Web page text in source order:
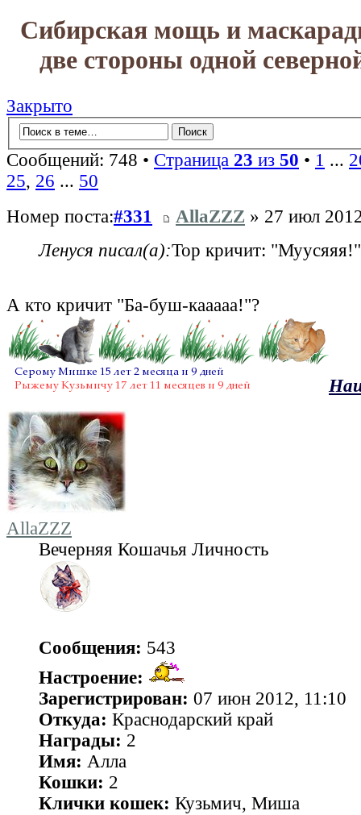
Сибирская мощь и
две стороны одной
Закрыто
Сообщений: 748 • Страница 23 из 50 • 1 ...
25, 26 ... 50
Номер поста:#331 AllaZZZ » 27 июл
Ленуся писал(а):Тор кричит: "Муусяяя!"
А кто кричит "Ба-буш-кааааа!"?
AllaZZZ
Вечерняя Кошачья Личность
Сообщения: 543
Настроение:
Зарегистрирован: 07 июн 2012, 11:10
Откуда: Краснодарский край
Награды: 2
Имя: Алла
Кошки: 2
Клички кошек: Кузьмич, Миша